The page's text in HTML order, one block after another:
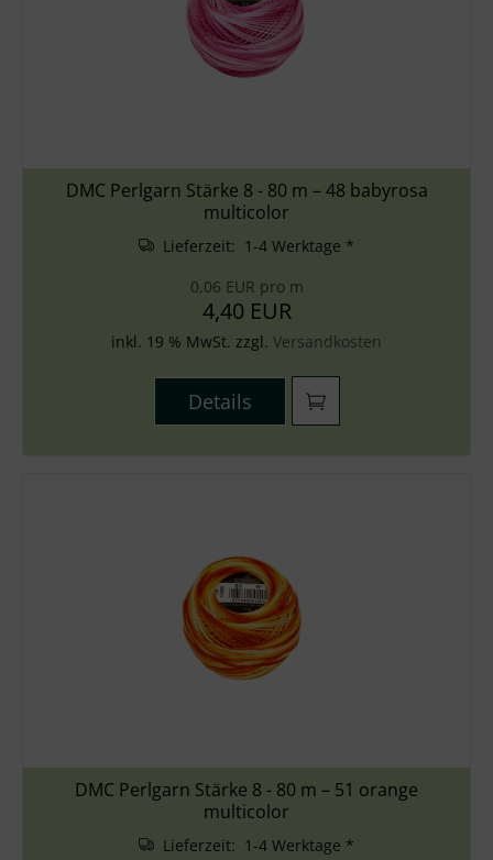
DMC Perlgarn Stärke 8 - 80 m – 48 babyrosa
multicolor
Lieferzeit: 1-4 Werktage *
0,06 EUR pro m
4,40 EUR
inkl. 19 % MwSt. zzgl. Versandkosten
Details
DMC Perlgarn Stärke 8 - 80 m – 51 orange
multicolor
Lieferzeit: 1-4 Werktage *